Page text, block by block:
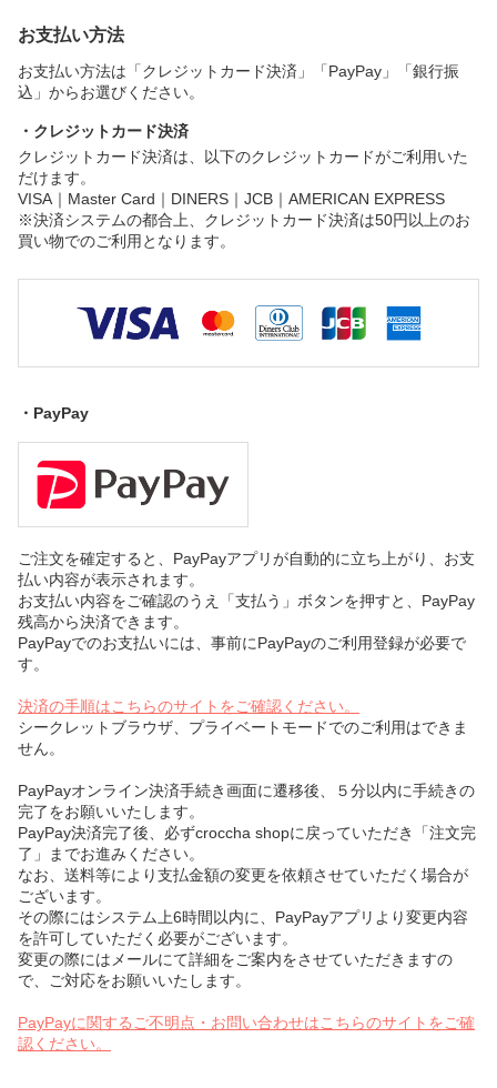
お支払い方法
お支払い方法は「クレジットカード決済」「PayPay」「銀行振
込」からお選びください。
・クレジットカード決済
クレジットカード決済は、以下のクレジットカードがご利用いた
だけます。
VISA｜Master Card｜DINERS｜JCB｜AMERICAN EXPRESS
※決済システムの都合上、クレジットカード決済は50円以上のお
買い物でのご利用となります。
・PayPay
ご注文を確定すると、PayPayアプリが自動的に立ち上がり、お支
払い内容が表示されます。
お支払い内容をご確認のうえ「支払う」ボタンを押すと、PayPay
残高から決済できます。
PayPayでのお支払いには、事前にPayPayのご利用登録が必要で
す。
決済の手順はこちらのサイトをご確認ください。
シークレットブラウザ、プライベートモードでのご利用はできま
せん。
PayPayオンライン決済手続き画面に遷移後、５分以内に手続きの
完了をお願いいたします。
PayPay決済完了後、必ずcroccha shopに戻っていただき「注文完
了」までお進みください。
なお、送料等により支払金額の変更を依頼させていただく場合が
ございます。
その際にはシステム上6時間以内に、PayPayアプリより変更内容
を許可していただく必要がございます。
変更の際にはメールにて詳細をご案内をさせていただきますの
で、ご対応をお願いいたします。
PayPayに関するご不明点・お問い合わせはこちらのサイトをご確
認ください。